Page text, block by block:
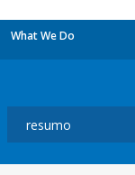
What We Do